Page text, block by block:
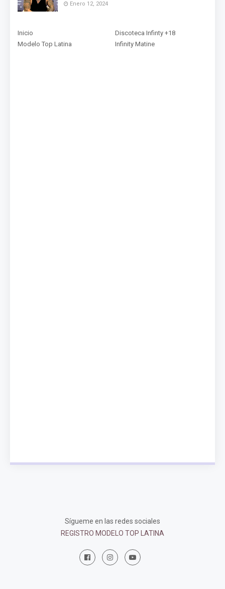
Enero 12, 2024
Inicio
Discoteca Infinty +18
Modelo Top Latina
Infinity Matine
Sígueme en las redes sociales
REGISTRO MODELO TOP LATINA